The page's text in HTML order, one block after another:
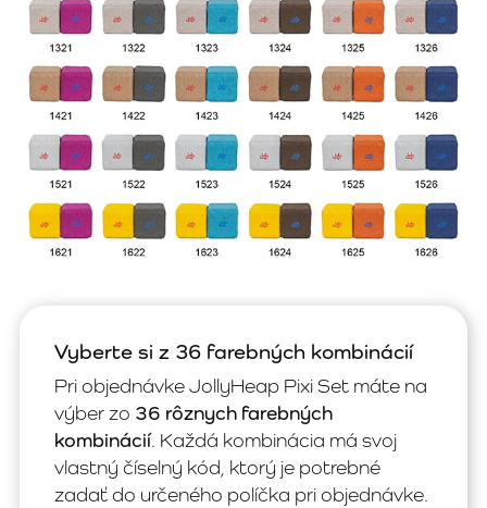
Vyberte si z 36 farebných kombinácií
Pri objednávke JollyHeap Pixi Set máte na
výber zo 36 rôznych farebných
kombinácií. Každá kombinácia má svoj
vlastný číselný kód, ktorý je potrebné
zadať do určeného políčka pri objednávke.